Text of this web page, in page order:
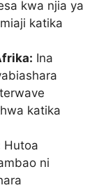
kwa njia ya
katika
Ina
katika
Hutoa
ni